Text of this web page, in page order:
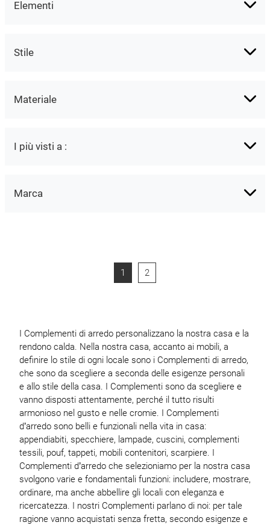
Elementi
Stile
Materiale
I più visti a :
Marca
1 2
I Complementi di arredo personalizzano la nostra casa e la
rendono calda. Nella nostra casa, accanto ai mobili, a
definire lo stile di ogni locale sono i Complementi di arredo,
che sono da scegliere a seconda delle esigenze personali
e allo stile della casa. I Complementi sono da scegliere e
vanno disposti attentamente, perché il tutto risulti
armonioso nel gusto e nelle cromie. I Complementi
d’arredo sono belli e funzionali nella vita in casa:
appendiabiti, specchiere, lampade, cuscini, complementi
tessili, pouf, tappeti, mobili contenitori, scarpiere. I
Complementi d’arredo che selezioniamo per la nostra casa
svolgono varie e fondamentali funzioni: includere, mostrare,
ordinare, ma anche abbellire gli locali con eleganza e
ricercatezza. I nostri Complementi parlano di noi: per tale
ragione vanno acquistati senza fretta, secondo esigenze e